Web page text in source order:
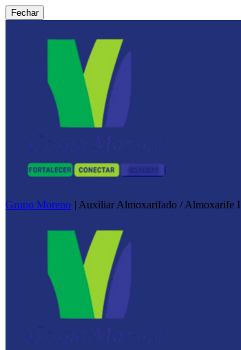
Fechar
Grupo Moreno | Auxiliar Almoxarifado / Almoxarife I